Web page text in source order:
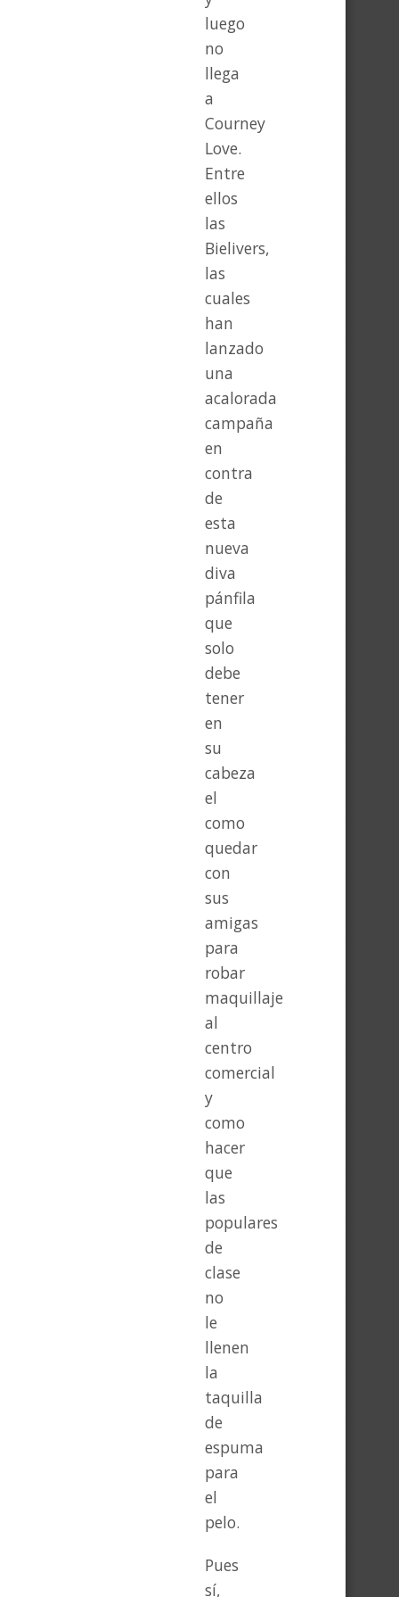
luego
no
llega
a
Courney
Love.
Entre
ellos
las
Bielivers,
las
cuales
han
lanzado
una
acalorada
campaña
en
contra
de
esta
nueva
diva
pánfila
que
solo
debe
tener
en
su
cabeza
el
como
quedar
con
sus
amigas
para
robar
maquillaje
al
centro
comercial
y
como
hacer
que
las
populares
de
clase
no
le
llenen
la
taquilla
de
espuma
para
el
pelo.
Pues
sí,